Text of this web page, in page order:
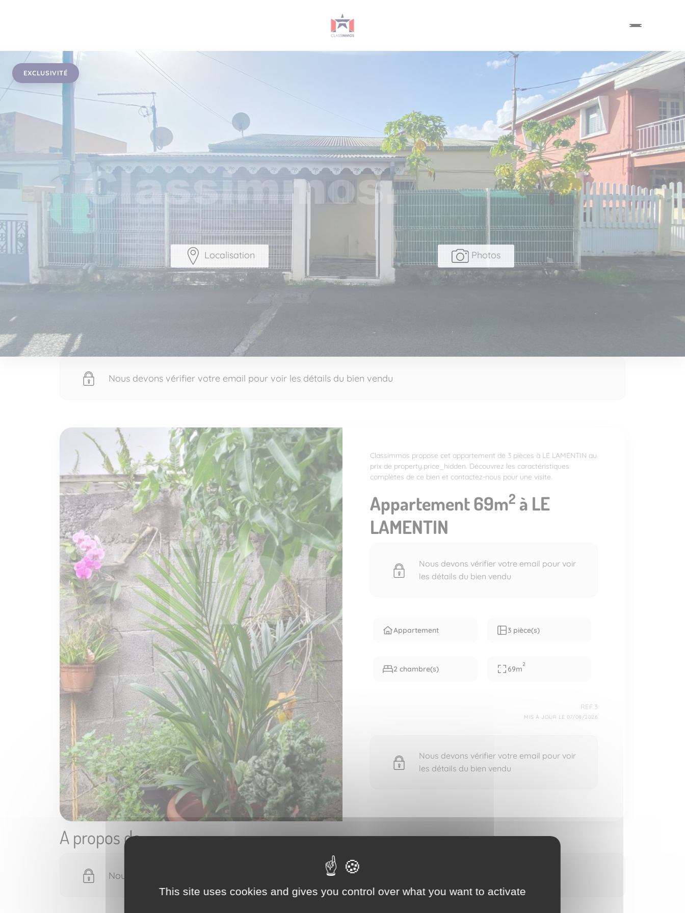
EXCLUSIVITÉ
Photos
Localisation
Nous devons vérifier votre email pour voir les détails du bien vendu
Classimmos propose cet appartement de 3 pièces à LE LAMENTIN au
prix de property.price_hidden. Découvrez les caractéristiques
complètes de ce bien et contactez-nous pour une visite.
Appartement 69m2 à LE
LAMENTIN
Nous devons vérifier votre email pour voir
les détails du bien vendu
Appartement 3 pièce(s)
2 chambre(s) 69m
2
REF.3
MIS À JOUR LE 07/08/2026
Nous devons vérifier votre email pour voir
les détails du bien vendu
A propos de
Nous devons vérifier votre email pour voir les détails du bien vendu
This site uses cookies and gives you control over what you want to activate